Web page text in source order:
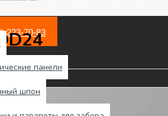
панели
шпон
223-70-83